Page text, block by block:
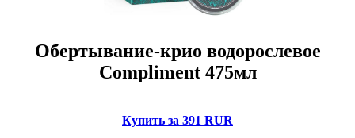
Обертывание-крио водорослевое
Compliment 475мл
Купить за 391 RUR